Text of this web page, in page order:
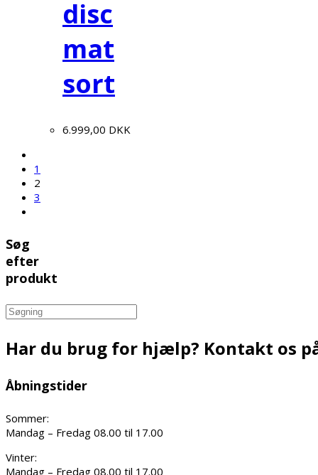
disc
mat
sort
6.999,00 DKK
1
2
3
Søg
efter
produkt
Search
for:
Har du brug for hjælp? Kontakt os
Åbningstider
Sommer:
Mandag – Fredag 08.00 til 17.00
Vinter:
Mandag – Fredag 08.00 til 17.00